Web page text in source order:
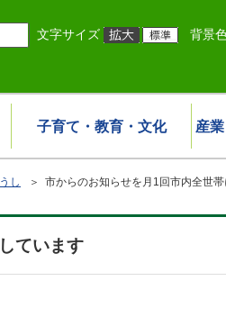
文字サイズ 背景
子育て・教育・文化 産
し ＞ 市からのお知らせを月1回市内全世
ています